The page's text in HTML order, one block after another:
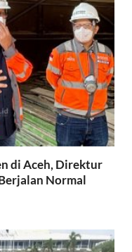
di Aceh, Direktur
Normal